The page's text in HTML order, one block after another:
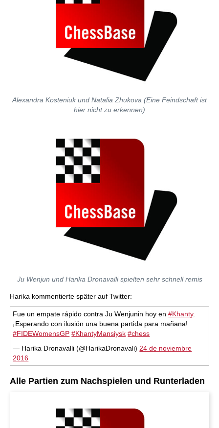
Alexandra Kosteniuk und Natalia Zhukova (Eine Feindschaft ist
hier nicht zu erkennen)
Ju Wenjun und Harika Dronavalli spielten sehr schnell remis
Harika kommentierte später auf Twitter:
Fue un empate rápido contra Ju Wenjunin hoy en#Khanty.
¡Esperando con ilusión una buena partida para mañana!
#FIDEWomensGP #KhantyMansiysk #chess
— Harika Dronavalli (@HarikaDronavali) 24 de noviembre
2016
Alle Partien zum Nachspielen und Runterladen